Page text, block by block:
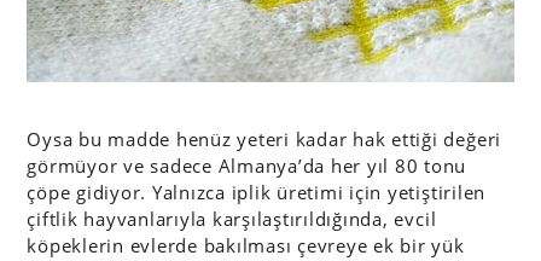
Oysa bu madde henüz yeteri kadar hak ettiği değeri
görmüyor ve sadece Almanya’da her yıl 80 tonu
çöpe gidiyor. Yalnızca iplik üretimi için yetiştirilen
çiftlik hayvanlarıyla karşılaştırıldığında, evcil
köpeklerin evlerde bakılması çevreye ek bir yük